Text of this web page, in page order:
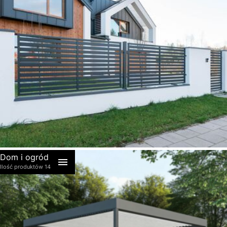
akcesoria
Dom i ogród
Ilość produktów 14